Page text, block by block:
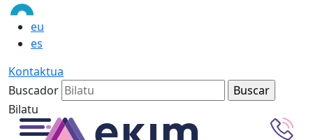
eu
es
Kontaktua
Buscador
Bilatu